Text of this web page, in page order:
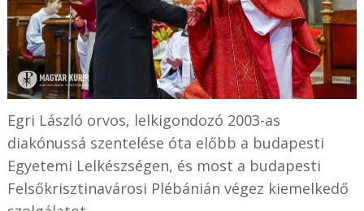
Egri László orvos, lelkigondozó 2003-as
diakónussá szentelése óta előbb a budapesti
Egyetemi Lelkészségen, és most a budapesti
Felsőkrisztinavárosi Plébánián végez kiemelkedő